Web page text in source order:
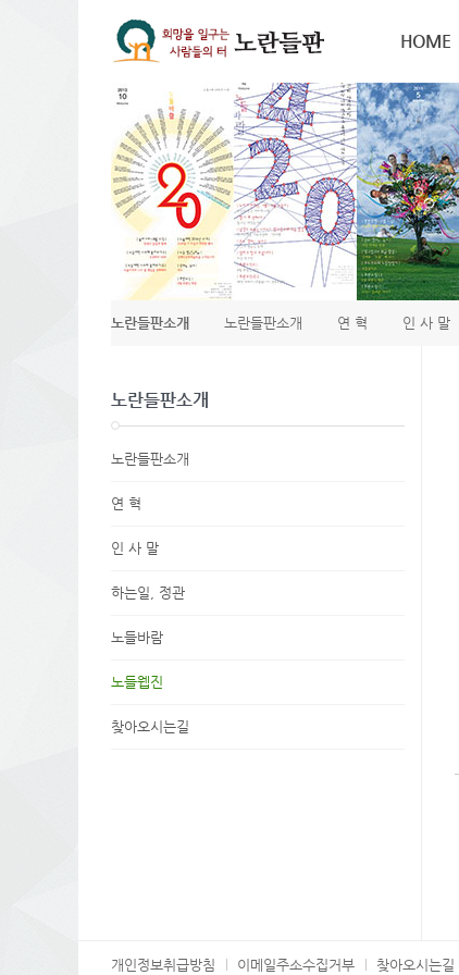
HOME
노란들판소개 노란들판소개 연 혁 인 사 말
노란들판소개
노란들판소개
연 혁
인 사 말
하는일, 정관
노들바람
노들웹진
찾아오시는길
개인정보취급방침 이메일주소수집거부 찾아오시는길